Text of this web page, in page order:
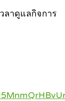
ลาดูแลกิจการ